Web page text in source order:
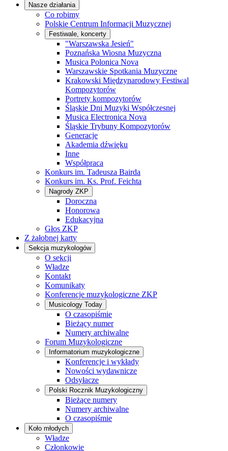
Nasze działania
Co robimy
Polskie Centrum Informacji Muzycznej
Festiwale, koncerty
"Warszawska Jesień"
Poznańska Wiosna Muzyczna
Musica Polonica Nova
Warszawskie Spotkania Muzyczne
Krakowski Międzynarodowy Festiwal
Kompozytorów
Portrety kompozytorów
Śląskie Dni Muzyki Współczesnej
Musica Electronica Nova
Śląskie Trybuny Kompozytorów
Generacje
Akademia dźwięku
Inne
Współpraca
Konkurs im. Tadeusza Bairda
Konkurs im. Ks. Prof. Feichta
Nagrody ZKP
Doroczna
Honorowa
Edukacyjna
Głos ZKP
Z żałobnej karty
Sekcja muzykologów
O sekcji
Władze
Kontakt
Komunikaty
Konferencje muzykologiczne ZKP
Musicology Today
O czasopiśmie
Bieżący numer
Numery archiwalne
Forum Muzykologiczne
Informatorium muzykologiczne
Konferencje i wykłady
Nowości wydawnicze
Odsyłacze
Polski Rocznik Muzykologiczny
Bieżące numery
Numery archiwalne
O czasopiśmie
Koło młodych
Władze
Członkowie